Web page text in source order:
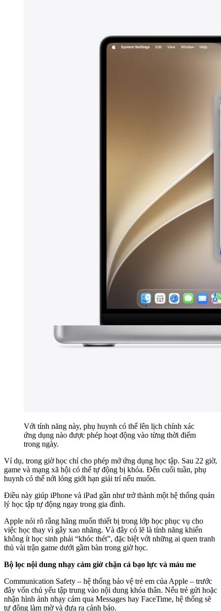
Với tính năng này, phụ huynh có thể lên lịch chính xác
ứng dụng nào được phép hoạt động vào từng thời điểm
trong ngày.
Ví dụ, trong giờ học chỉ cho phép mở ứng dụng học tập. Sau 22 giờ,
game và mạng xã hội có thể tự động bị khóa. Đến cuối tuần, phụ
huynh có thể nới lỏng giới hạn giải trí nếu muốn.
Điều này giúp iPhone và iPad gần như trở thành một hệ thống quản
lý học tập tự động ngay trong gia đình.
Apple nói rõ rằng hãng muốn thiết bị trong lớp học phục vụ cho
việc học thay vì gây xao nhãng. Và đây có lẽ là tính năng khiến
không ít học sinh phải “khóc thét”, đặc biệt với những ai quen tranh
thủ vài trận game dưới gầm bàn trong giờ học.
Bộ lọc nội dung nhạy cảm giờ chặn cả bạo lực và máu me
Communication Safety – hệ thống bảo vệ trẻ em của Apple – trước
đây vốn chủ yếu tập trung vào nội dung khỏa thân. Nếu trẻ gửi hoặc
nhận hình ảnh nhạy cảm qua Messages hay FaceTime, hệ thống sẽ
tự động làm mờ và đưa ra cảnh báo.